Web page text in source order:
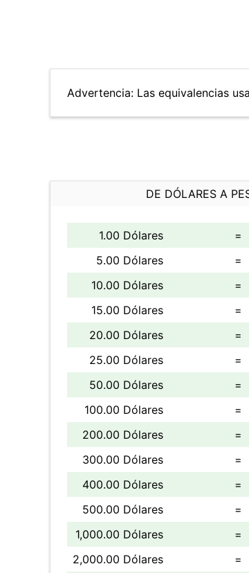
Advertencia: Las equivalencias
DE DÓLARES A
1.00 Dólares =
5.00 Dólares
=
10.00 Dólares
=
15.00 Dólares
=
20.00 Dólares
=
25.00 Dólares
=
50.00 Dólares
=
100.00 Dólares
=
200.00 Dólares
=
300.00 Dólares
=
400.00 Dólares
=
500.00 Dólares
=
1,000.00 Dólares
=
2,000.00 Dólares
=